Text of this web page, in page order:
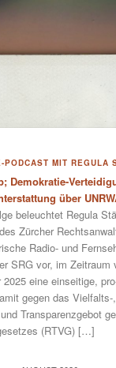
PODCAST MIT REGULA
Demokratie-
über
beleuchtet Regula
Zürcher
Radio- und
SRG vor, im Zeitraum
eine einseitige,
gegen das Vielfalts-,
Transparenzgebot
(RTVG) […]